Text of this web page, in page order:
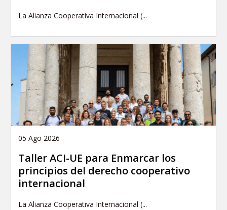
La Alianza Cooperativa Internacional (...
05 Ago 2026
Taller ACI-UE para Enmarcar los
principios del derecho cooperativo
internacional
La Alianza Cooperativa Internacional (...